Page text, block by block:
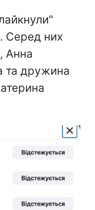
Серед них
Анна
та дружина